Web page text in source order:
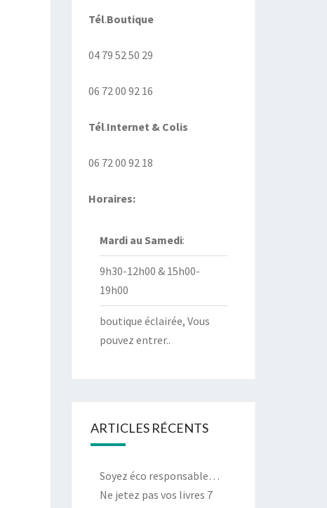
Tél.Boutique
04 79 52 50 29
06 72 00 92 16
Tél.Internet & Colis
06 72 00 92 18
Horaires:
Mardi au Samedi:
9h30-12h00 & 15h00-
19h00
boutique éclairée, Vous
pouvez entrer..
ARTICLES RÉCENTS
Soyez éco responsable…
Ne jetez pas vos livres 7